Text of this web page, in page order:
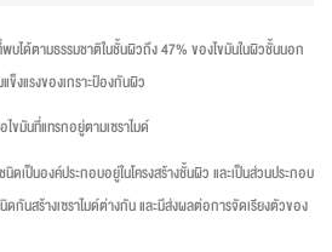
บได้ตามธรรมชาติในชั้นผิวถึง 47% ของไขมันในผิวชั้นนอก
งแรงของเกราะป้องกันผิว
ขมันที่แทรกอยู่ตามเซราไมด์
เป็นองค์ประกอบอยู่ในโครงสร้างชั้นผิว และเป็นส่วนประกอบ
ดกันสร้างเซราไมด์ต่างกัน และมีส่งผลต่อการจัดเรียงตัวของ